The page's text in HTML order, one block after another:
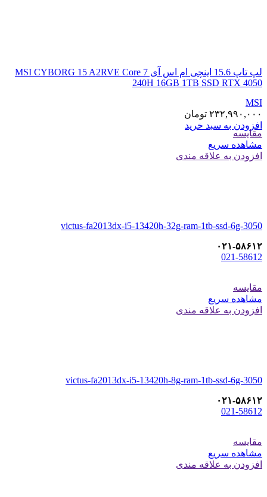
لپ تاپ 15.6 اینچی ام اس آی MSI CYBORG 15 A2RVE Core 7
240H 16GB 1TB SSD RTX 4050
MSI
۲۳۲,۹۹۰,۰۰۰ تومان
افزودن به سبد خرید
مقایسه
مشاهده سریع
افزودن به علاقه مندی
victus-fa2013dx-i5-13420h-32g-ram-1tb-ssd-6g-3050
۰۲۱-۵۸۶۱۲
021-58612
مقایسه
مشاهده سریع
افزودن به علاقه مندی
victus-fa2013dx-i5-13420h-8g-ram-1tb-ssd-6g-3050
۰۲۱-۵۸۶۱۲
021-58612
مقایسه
مشاهده سریع
افزودن به علاقه مندی